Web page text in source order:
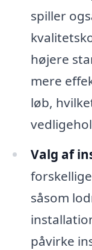
spiller
højere
mere
løb,
Valg af
såsom
påvirke